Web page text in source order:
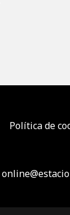
Política de